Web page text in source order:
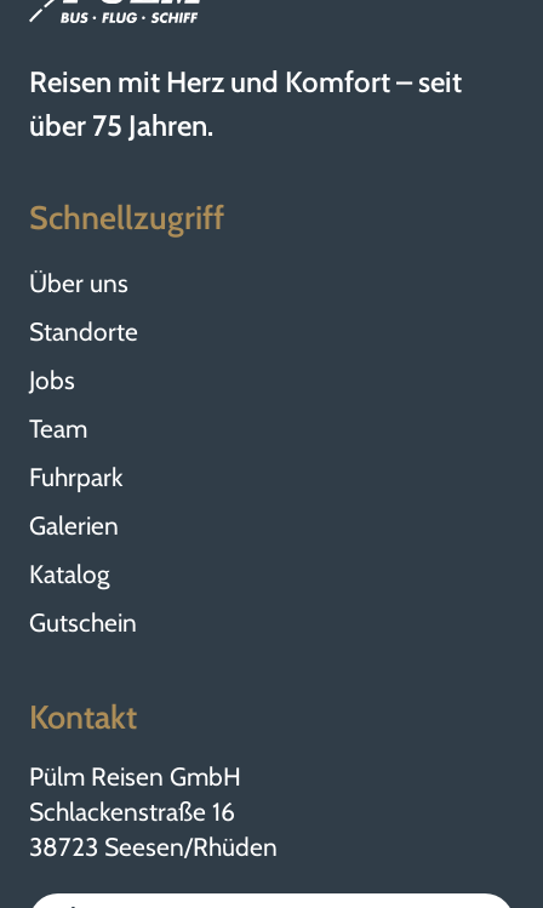
Reisen mit Herz und Komfort – seit
über 75 Jahren.
Schnellzugriff
Über uns
Standorte
Jobs
Team
Fuhrpark
Galerien
Katalog
Gutschein
Kontakt
Pülm Reisen GmbH
Schlackenstraße 16
38723 Seesen/Rhüden